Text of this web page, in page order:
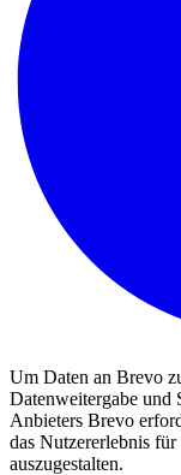
Um Daten an Brevo
Datenweitergabe und
Anbieters Brevo
das Nutzererlebnis für
auszugestalten.